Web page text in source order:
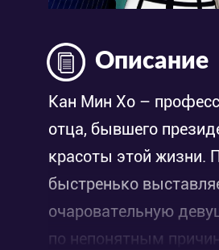
Описание
Кан Мин Хо –
отца, бывшего
красоты этой жизни.
быстренько
очаровательную
по непонятным